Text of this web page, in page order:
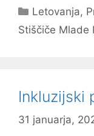
Categories
Letovanja,
Stiščiče Mlade
Inkluzijski
31 januarja,